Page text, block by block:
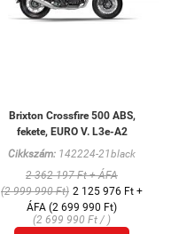
Brixton Crossfire 500 ABS,
fekete, EURO V. L3e-A2
Cikkszám: 142224-21black
2 362 197 Ft + ÁFA
(2 999 990 Ft) 2 125 976 Ft +
ÁFA (2 699 990 Ft)
(2 699 990 Ft / )